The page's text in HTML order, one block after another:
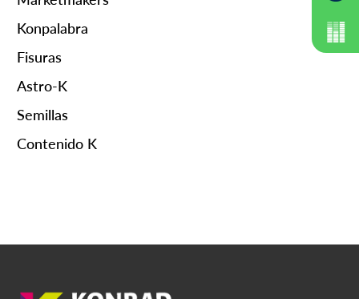
Konpalabra
Fisuras
Astro-K
Semillas
Contenido K